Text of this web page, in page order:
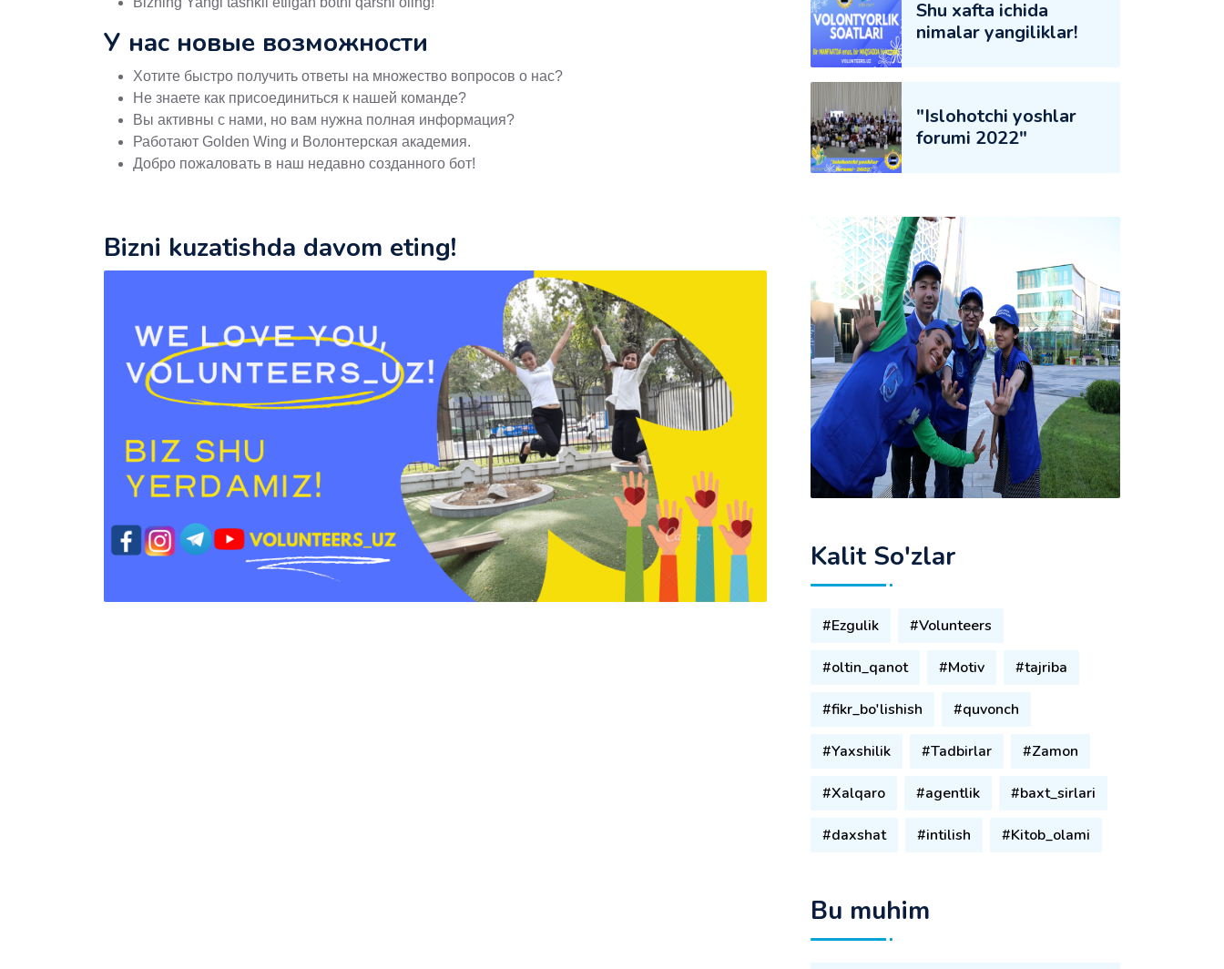
У нас новые возможности
Хотите быстро получить ответы на множество вопросов о нас?
Не знаете как присоединиться к нашей команде?
Вы активны с нами, но вам нужна полная информация?
Работают Golden Wing и Волонтерская академия.
Добро пожаловать в наш недавно созданного бот!
Bizni kuzatishda davom eting!
Shu xafta ichida
nimalar yangiliklar!
"Islohotchi yoshlar
forumi 2022"
Kalit So'zlar
#Ezgulik #Volunteers
#oltin_qanot #Motiv #tajriba
#fikr_bo'lishish #quvonch
#Yaxshilik #Tadbirlar #Zamon
#Xalqaro #agentlik #baxt_sirlari
#daxshat #intilish #Kitob_olami
Bu muhim